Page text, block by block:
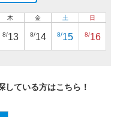
木
8/13
金
8/14
土
8/15
日
8/16
ている方はこちら！